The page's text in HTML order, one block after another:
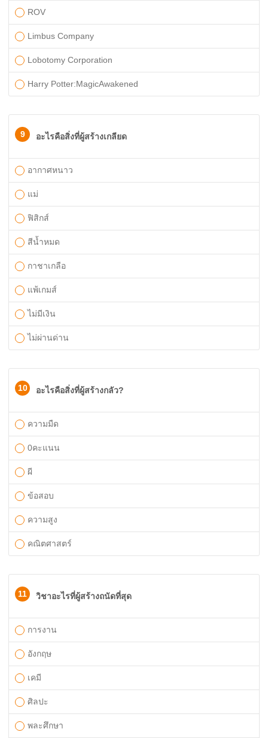
ROV
Limbus Company
Lobotomy Corporation
Harry Potter:MagicAwakened
9 อะไรคือสิ่งที่ผู้สร้างเกลียด
อากาศหนาว
แม่
ฟิสิกส์
สีน้ำหมด
กาชาเกลือ
แพ้เกมส์
ไม่มีเงิน
ไม่ผ่านด่าน
10 อะไรคือสิ่งที่ผู้สร้างกลัว?
ความมืด
0คะแนน
ผี
ข้อสอบ
ความสูง
คณิตศาสตร์
11 วิชาอะไรที่ผู้สร้างถนัดที่สุด
การงาน
อังกฤษ
เคมี
ศิลปะ
พละศึกษา